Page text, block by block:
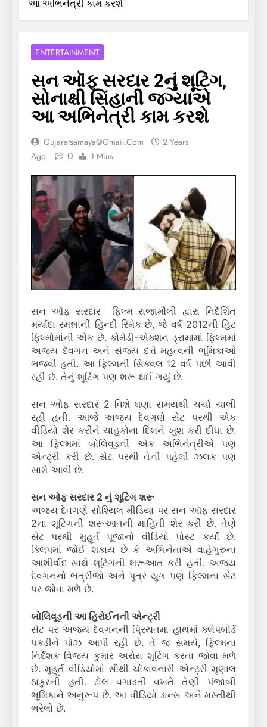
આ અભિનેત્રી કામ કરશે
ENTERTAINMENT
સન ઑફ સરદાર 2નું શૂટિંગ,
સોનાક્ષી સિંહાની જગ્યાએ
આ અભિનેત્રી કામ કરશે
Gujaratsamaya@gmail.com
2 Years
Ago
0 1 Mins
સન ઑફ સરદાર ફિલ્મ રાજામૌલી દ્વારા નિર્દેશિત
મર્યાદા રમન્નાની હિન્દી રિમેક છે, જે વર્ષ 2012ની હિટ
ફિલ્મોમાંની એક છે. કોમેડી-એક્શન ડ્રામામાં ફિલ્મમાં
અજય દેવગન અને સંજય દત્તે મહત્વની ભૂમિકાઓ
ભજવી હતી. આ ફિલ્મની સિક્વલ 12 વર્ષ પછી આવી
રહી છે. તેનું શૂટિંગ પણ શરૂ થઈ ગયું છે.
સન ઓફ સરદાર 2 વિશે ઘણા સમયથી ચર્ચા ચાલી
રહી હતી. આજે અજય દેવગણે સેટ પરથી એક
વીડિયો શેર કરીને ચાહકોના દિલને ખુશ કરી દીધા છે.
આ ફિલ્મમાં બોલિવૂડની એક અભિનેત્રીએ પણ
એન્ટ્રી કરી છે. સેટ પરથી તેની પહેલી ઝલક પણ
સામે આવી છે.
સન ઓફ સરદાર 2 નું શૂટિંગ શરૂ
અજય દેવગણે સોશ્યિલ મીડિયા પર સન ઑફ સરદાર
2ના શૂટિંગની શરૂઆતની માહિતી શેર કરી છે. તેણે
સેટ પરથી મુહૂર્ત પૂજાનો વીડિયો પોસ્ટ કર્યો છે.
ક્લિપમાં જોઈ શકાય છે કે અભિનેતાએ વાહેગુરુના
આશીર્વાદ સાથે શૂટિંગની શરૂઆત કરી હતી. અજય
દેવગનનો ભત્રીજો અને પુત્ર યુગ પણ ફિલ્મના સેટ
પર જોવા મળે છે.
બોલિવૂડની આ હિરોઈનની એન્ટ્રી
સેટ પર અજય દેવગનની પ્રિયતમા હાથમાં ક્લેપબોર્ડ
પકડીને પોઝ આપી રહી છે. તે જ સમયે, ફિલ્મના
નિર્દેશક વિજય કુમાર અરોરા શૂટિંગ કરતા જોવા મળે
છે. મુહૂર્ત વીડિયોમાં સૌથી ચોંકાવનારી એન્ટ્રી મૃણાલ
ઠાકુરની હતી. ઢોલ વગાડતી વખતે તેણી પંજાબી
ભૂમિકાને અનુરૂપ છે. આ વીડિયો ડાન્સ અને મસ્તીથી
ભરેલો છે.